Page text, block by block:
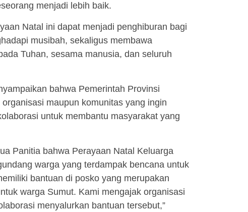
menjadi lebih baik.
Natal ini dapat menjadi penghiburan bagi
musibah, sekaligus membawa
Tuhan, sesama manusia, dan seluruh
bahwa Pemerintah Provinsi
maupun komunitas yang ingin
untuk membantu masyarakat yang
Panitia bahwa Perayaan Natal Keluarga
warga yang terdampak bencana untuk
bantuan di posko yang merupakan
warga Sumut. Kami mengajak organisasi
menyalurkan bantuan tersebut,”